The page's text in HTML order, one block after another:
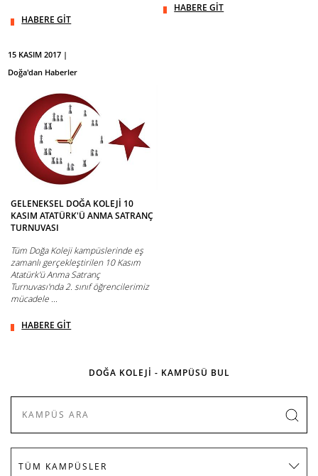
HABERE GİT
HABERE GİT
15 KASIM 2017 |
Doğa'dan Haberler
GELENEKSEL DOĞA KOLEJİ 10
KASIM ATATÜRK'Ü ANMA SATRANÇ
TURNUVASI
Tüm Doğa Koleji kampüslerinde eş
zamanlı gerçekleştirilen 10 Kasım
Atatürk'ü Anma Satranç
Turnuvası'nda 2. sınıf öğrencilerimiz
mücadele ...
HABERE GİT
DOĞA KOLEJİ - KAMPÜSÜ BUL